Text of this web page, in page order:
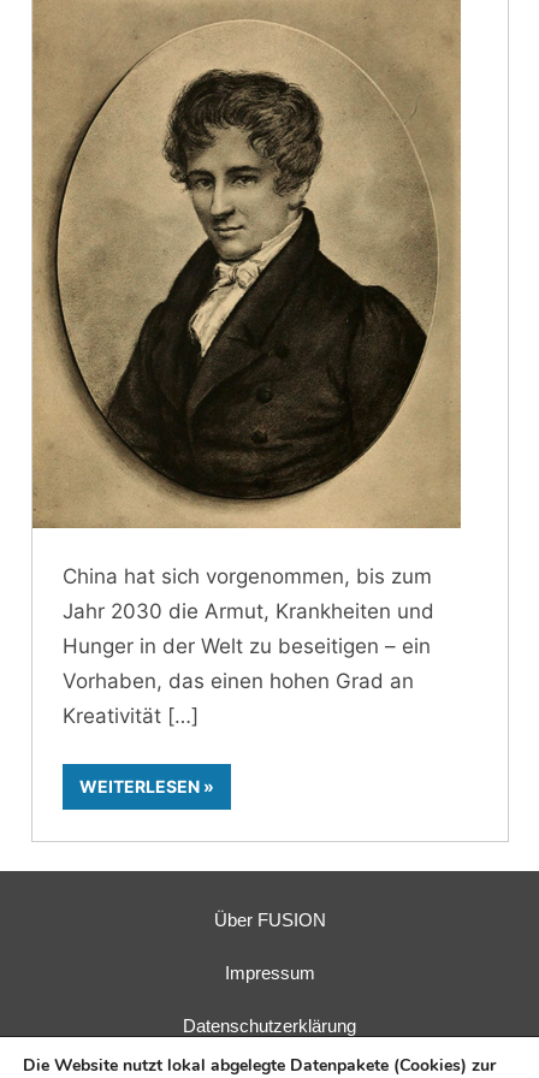
China hat sich vorgenommen, bis zum
Jahr 2030 die Armut, Krankheiten und
Hunger in der Welt zu beseitigen – ein
Vorhaben, das einen hohen Grad an
Kreativität
WEITERLESEN
Über FUSION
Impressum
Datenschutzerklärung
Die Website nutzt lokal abgelegte Datenpakete (Cookies) zur